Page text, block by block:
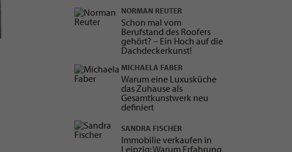
NORMAN REUTER
Schon mal vom
Berufstand des Roofers
gehört? – Ein Hoch auf die
Dachdeckerkunst!
MICHAELA FABER
Warum eine Luxusküche
das Zuhause als
Gesamtkunstwerk neu
definiert
SANDRA FISCHER
Immobilie verkaufen in
Leipzig: Warum Erfahrung